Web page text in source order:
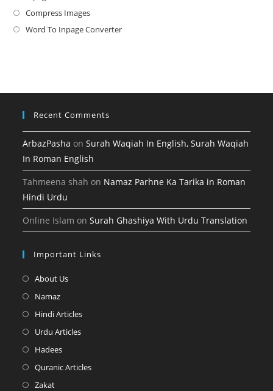
new
a
Compress ImagesOpens
in
Word To Inpage ConverterOpens
tab
Recent Comments
ArbazPasha onSurah Waqiah In English, Surah Waqiah
In Roman English
Tahmeena shah on Namaz Parhne Ka Tarika in Roman
Hindi Urdu
Online Islam onSurah Ghashiya With Urdu Translation
Important Links
About UsOpens
tab
NamazOpens
in
tab
Hindi ArticlesOpens
tab
Urdu ArticlesOpens
HadeesOpens
in
Quranic ArticlesOpens
ZakatOpens